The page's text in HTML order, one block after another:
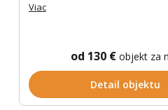
Viac
od 130 € objekt za
Detail objektu